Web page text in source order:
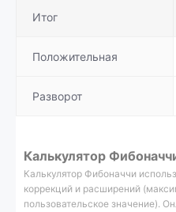
Итог
Положительная
Разворот
Калькулятор
Калькулятор Фибоначчи
коррекций и расширений
пользовательское значение).